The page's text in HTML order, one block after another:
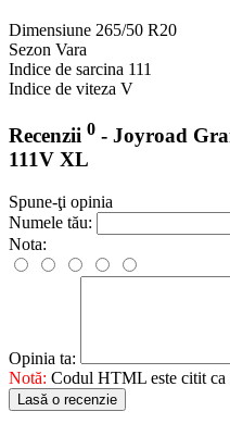
Dimensiune 265/50 R20
Sezon Vara
Indice de sarcina 111
Indice de viteza V
Recenzii 0 - Joyroad
111V XL
Spune-ţi opinia
Numele tău:
Nota:
Opinia ta:
Notă: Codul HTML este citit ca
Lasă o recenzie